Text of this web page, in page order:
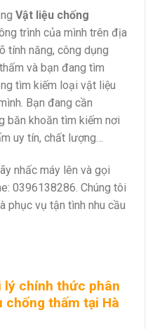
Vật liệu chống
trình của mình trên địa
tính năng, công dụng
và bạn đang tìm
tìm kiếm loại vật liệu
Bạn đang cần
băn khoăn tìm kiếm nơi
uy tín, chất lượng…
nhấc máy lên và gọi
0396138286 . Chúng tôi
phục vụ tận tình nhu cầu
lý chính thức phân
chống thấm tại Hà